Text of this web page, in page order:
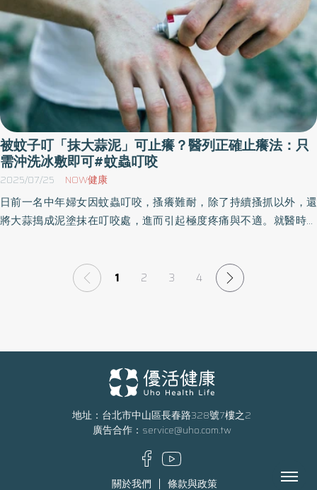
被蚊子叮「抹大蒜泥」可止癢？醫列正確止癢法：只
需沖洗冰敷即可#蚊蟲叮咬
2025/07/25 NOW健康
日前一名中年婦女因蚊蟲叮咬，搔癢難耐，除了持續搔抓以外，還
將大蒜搗成泥塗抹在叮咬處，進而引起極度疼痛與不適。就醫時患
網》特摘此篇分享蚊蟲叮咬的舒緩方法。
1 2 3 4
地址：台北市中山區長春路328號7樓之2
廣告合作： service@uho.com.tw
關於我們 條款與政策 Menu